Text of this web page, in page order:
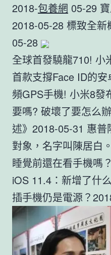
2018-包養網 05-29
2018-05-28 標致全
05-28
全球首發驍龍710! 小
首款支撐Face ID的
頻GPS手機! 小米8發
要嗎? 破壞了要怎么
述》2018-05-31 惠普
對象，名字叫陳居白
睡覺前還在看手機嗎
iOS 11.4：新增了什
插手機仍是電源？